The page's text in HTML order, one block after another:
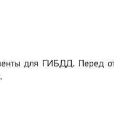
для ГИБДД. Перед